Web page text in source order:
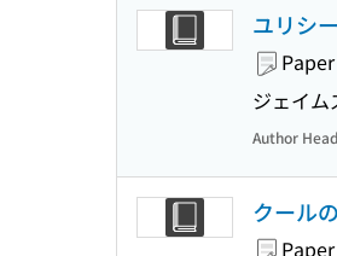
ユリシ
Paper
ジェイム
Author
クール
Paper